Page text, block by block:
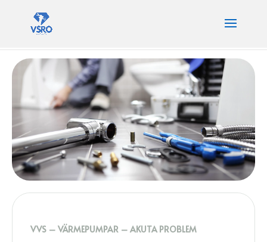
VVS – VÄRMEPUMPAR – AKUTA PROBLEM